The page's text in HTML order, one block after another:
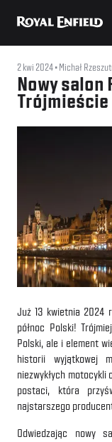
2 kwi 2024 Michał
Nowy salon
Trójmieście
Już 13 kwietnia 2024
północ Polski!
Polski, ale i element
historii wyjątkowej
niezwykłych
postaci, która
najstarszego
Odwiedzając nowy